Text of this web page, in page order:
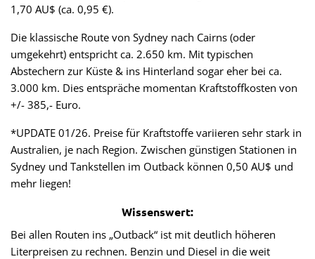
1,70 AU$ (ca. 0,95 €).
Die klassische Route von Sydney nach Cairns (oder
umgekehrt) entspricht ca. 2.650 km. Mit typischen
Abstechern zur Küste & ins Hinterland sogar eher bei ca.
3.000 km. Dies entspräche momentan Kraftstoffkosten von
+/- 385,- Euro.
*UPDATE 01/26. Preise für Kraftstoffe variieren sehr stark in
Australien, je nach Region. Zwischen günstigen Stationen in
Sydney und Tankstellen im Outback können 0,50 AU$ und
mehr liegen!
Wissenswert:
Bei allen Routen ins „Outback“ ist mit deutlich höheren
Literpreisen zu rechnen. Benzin und Diesel in die weit